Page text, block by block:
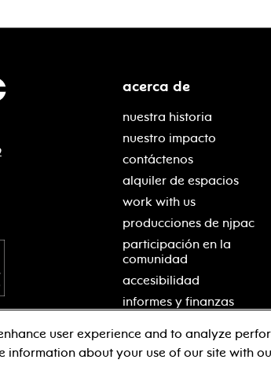
acerca de
nuestra historia
nuestro impacto
contáctenos
alquiler de espacios
work with us
producciones de njpac
participación en la
comunidad
accesibilidad
informes y finanzas
user experience and to analyze
information about your use of our site with